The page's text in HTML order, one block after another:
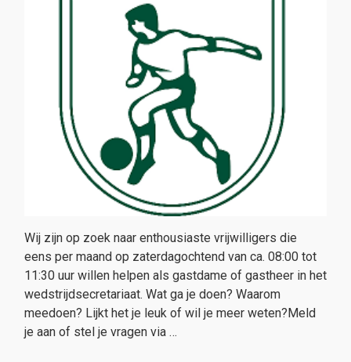
Wij zijn op zoek naar enthousiaste vrijwilligers die
eens per maand op zaterdagochtend van ca. 08:00 tot
11:30 uur willen helpen als gastdame of gastheer in het
wedstrijdsecretariaat. Wat ga je doen? Waarom
meedoen? Lijkt het je leuk of wil je meer weten?Meld
je aan of stel je vragen via …